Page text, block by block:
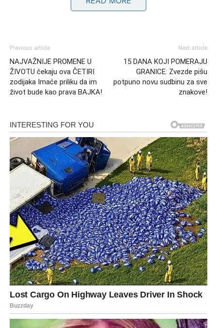
tebi duže nego što misliš. Danas ta maska pada. Razgovor
u sebi. Ako si slobodan — spremi se za priznanje koje
dolazi iznenada.
Rak
Rak oseća da se nešto menja u vazduhu. Intuicija ti je
pojačana i nepogrešivo te vodi ka osobi koja ti je suđena.
Danas možeš doživeti susret koji deluje kao déjà vu.
Poruka iz prošlosti može se pojaviti, ali ovaj put ti
odlučuješ da li ćeš je otvoriti ili ostaviti nepročitanu.
Lav
Lav danas privlači pažnju gde god se pojavi. Neko te
posmatra duže vreme i danas odlučuje da napravi prvi
korak. Očekuj kompliment, poruku ili poziv koji dolazi
iznenada.
Ako si u vezi — partner pokazuje ljubomoru koja zapravo
krijje duboku ljubav.
Previous article
NAJVAŽNIJE PROMENE U
ŽIVOTU čekaju ova ČETIRI
zodijaka Imaće priliku da im
život bude kao prava BAJKA!
Next article
15 DANA KOJI POMERAJU
GRANICE: Zvezde pišu
potpuno novu sudbinu za sve
znakove!